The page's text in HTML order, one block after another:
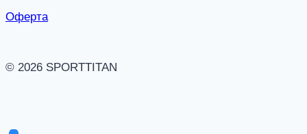
Оферта
© 2026 SPORTTITAN